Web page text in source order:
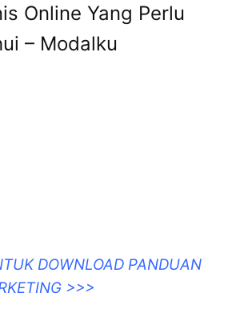
Online Yang Perlu
– Modalku
DOWNLOAD PANDUAN
>>>